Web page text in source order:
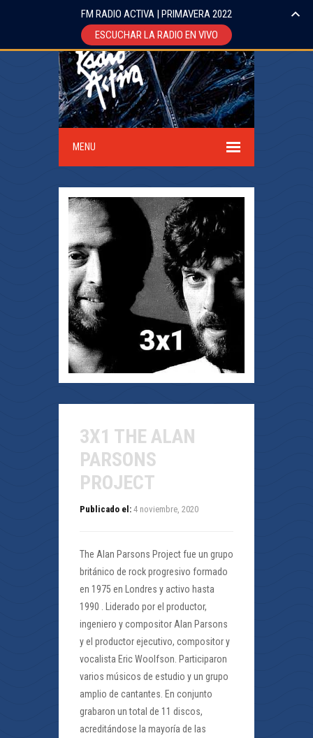
MENU
3X1 THE ALAN
PARSONS
PROJECT
Publicado el: 4 noviembre, 2020
The Alan Parsons Project fue un grupo
británico de rock progresivo formado
en 1975 en Londres y activo hasta
1990 . Liderado por el productor,
ingeniero y compositor Alan Parsons
y el productor ejecutivo, compositor y
vocalista Eric Woolfson. Participaron
varios músicos de estudio y un grupo
amplio de cantantes. En conjunto
grabaron un total de 11 discos,
acreditándose la mayoría de las
FM RADIO ACTIVA | PRIMAVERA 2022
ESCUCHAR LA RADIO EN VIVO